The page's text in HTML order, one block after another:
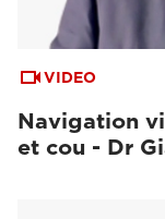
VIDEO
Navigation
et cou - Dr